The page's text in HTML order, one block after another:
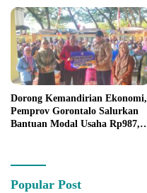
Dorong Kemandirian Ekonomi,
Pemprov Gorontalo Salurkan
Bantuan Modal Usaha Rp987,5
Popular Post